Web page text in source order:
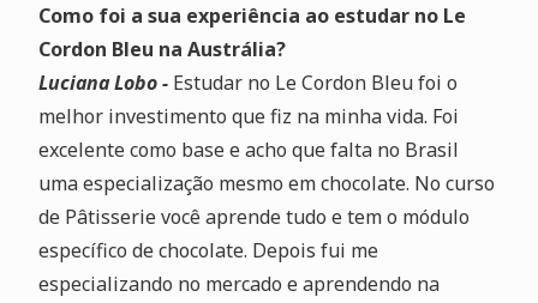
Como foi a sua experiência ao estudar no Le
Cordon Bleu na Austrália?
Luciana Lobo - Estudar no Le Cordon Bleu foi o
melhor investimento que fiz na minha vida. Foi
excelente como base e acho que falta no Brasil
uma especialização mesmo em chocolate. No curso
de Pâtisserie você aprende tudo e tem o módulo
específico de chocolate. Depois fui me
especializando no mercado e aprendendo na